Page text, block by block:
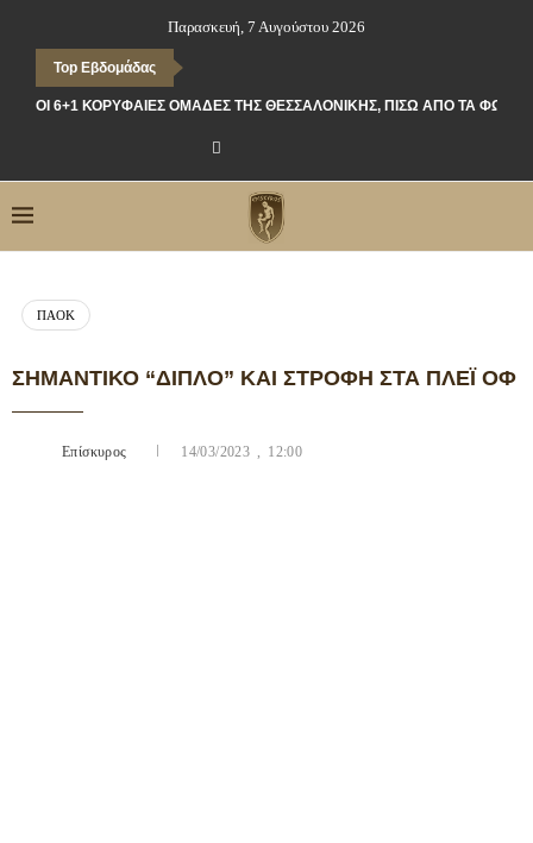
Παρασκευή, 7 Αυγούστου 2026
Top Εβδομάδας
ΟΙ 6+1 ΚΟΡΥΦΑΊΕΣ ΟΜΆΔΕΣ ΤΗΣ ΘΕΣΣΑΛΟΝΊΚΗΣ, ΠΊΣΩ ΑΠΌ ΤΑ ΦΏΤΑ
ΠΑΟΚ
ΣΗΜΑΝΤΙΚΌ “ΔΙΠΛΌ” ΚΑΙ ΣΤΡΟΦΉ ΣΤΑ ΠΛΈΙ ΟΦ
Επίσκυρος 14/03/2023 , 12:00